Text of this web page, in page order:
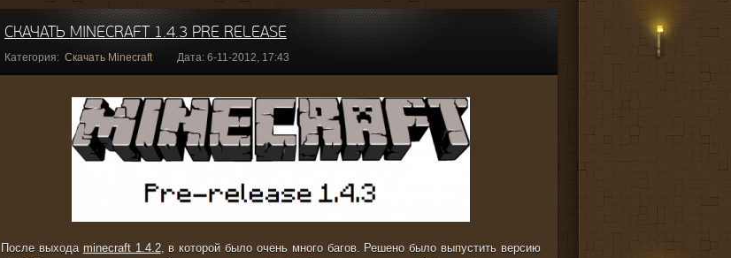
СКАЧАТЬ MINECRAFT 1.4.3 PRE RELEASE
Категория: Скачать Minecraft Дата: 6-11-2012, 17:43
После выхода minecraft 1.4.2, в которой было очень много багов. Решено было выпустить версию